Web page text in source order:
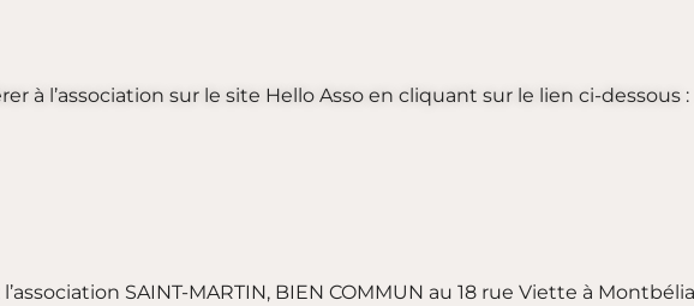
à l’association sur le site Hello Asso en cliquant sur le lien ci-dessous :
SAINT-MARTIN, BIEN COMMUN au 18 rue Viette à